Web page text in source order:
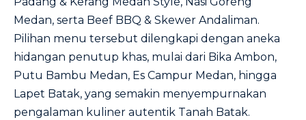
Medan, serta Beef BBQ & Skewer Andaliman.
Pilihan menu tersebut dilengkapi dengan aneka
hidangan penutup khas, mulai dari Bika Ambon,
Putu Bambu Medan, Es Campur Medan, hingga
Lapet Batak, yang semakin menyempurnakan
pengalaman kuliner autentik Tanah Batak.